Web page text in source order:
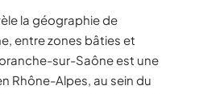
la géographie de
entre zones bâties et
sur-Saône est une
Rhône-Alpes, au sein du